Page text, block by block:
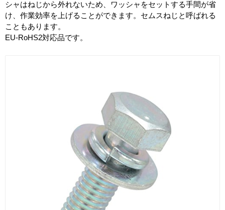
シャはねじから外れないため、ワッシャをセットする手間が省
け、作業効率を上げることができます。セムスねじと呼ばれる
こともあります。
EU-RoHS2対応品です。